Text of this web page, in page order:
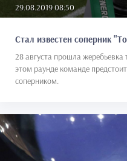
29.08.2019 08:50
Стал известен соперник
28 августа прошла жеребьевка
этом раунде команде
соперником.